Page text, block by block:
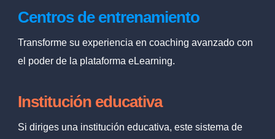
Centros de entrenamiento
Transforme su experiencia en coaching avanzado con
el poder de la plataforma eLearning.
Institución educativa
Si diriges una institución educativa, este sistema de